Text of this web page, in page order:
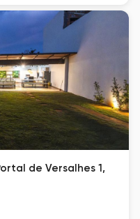
de Versalhes 1,